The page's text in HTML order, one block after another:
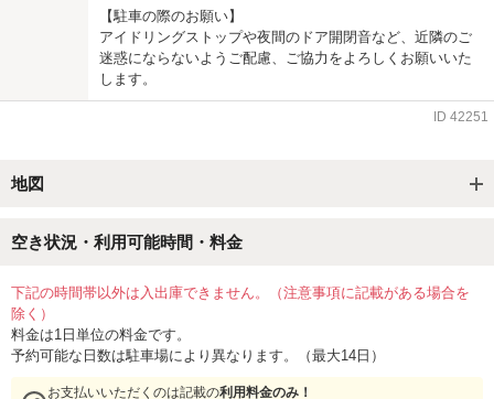
【駐車の際のお願い】
アイドリングストップや夜間のドア開閉音など、近隣のご
迷惑にならないようご配慮、ご協力をよろしくお願いいた
します。
ID 42251
地図
空き状況・利用可能時間・料金
下記の時間帯以外は入出庫できません。（注意事項に記載がある場合を
除く）
料金は1日単位の料金です。
予約可能な日数は駐車場により異なります。（最大14日）
お支払いいただくのは記載の利用料金のみ！